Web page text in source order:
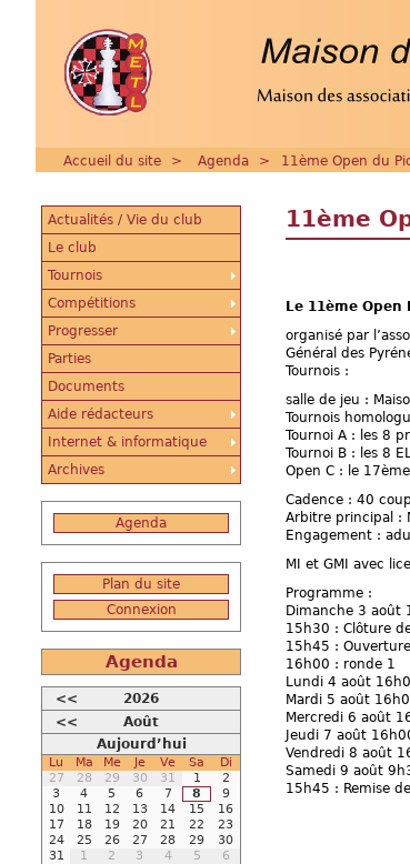
Accueil du site > Agenda > 11ème Open du
11ème
Le 11ème
organisé par
Général des
Tournois :
salle de jeu :
Tournois
Tournoi A : les 8
Tournoi B : les 8
Open C : le
Cadence : 40
Arbitre principal :
Engagement :
MI et GMI avec
Programme :
Dimanche 3 août
15h30 : Clôture
15h45 :
16h00 : ronde 1
Lundi 4 août
Mardi 5 août
Mercredi 6 août
Jeudi 7 août
Vendredi 8 août
Samedi 9 août
15h45 : Remise
Actualités / Vie du club
Le club
Tournois
Compétitions
Progresser
Parties
Documents
Aide rédacteurs
Internet & informatique
Archives
Agenda
Plan du site
Connexion
Agenda
<<
2026
<<
Août
Aujourd’hui
Lu Ma Me Je Ve Sa
Di
27
28 29 30 31 1
2
3
4 5 6 7 8
9
10
11 12 13 14 15
16
17
18 19 20 21 22
23
24
25 26 27 28 29
30
31
1 2 3 4 5 6